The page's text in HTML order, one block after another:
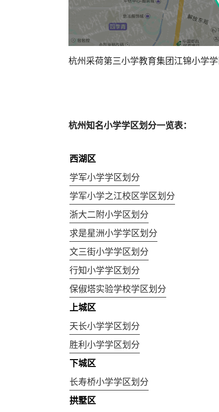
杭州采荷第三小学教育集团江锦小学
杭州知名小学学区划分一览表：
西湖区
学军小学学区划分
学军小学之江校区学区划分
浙大二附小学区划分
求是星洲小学学区划分
文三街小学学区划分
行知小学学区划分
保俶塔实验学校学区划分
上城区
天长小学学区划分
胜利小学学区划分
下城区
长寿桥小学学区划分
拱墅区